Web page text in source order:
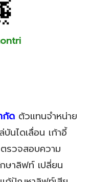
กัด ตัวแทนจำหน่าย
นไดเลื่อน เก้าอี้
รวจสอบความ
ษาลิฟท์ เปลี่ยน